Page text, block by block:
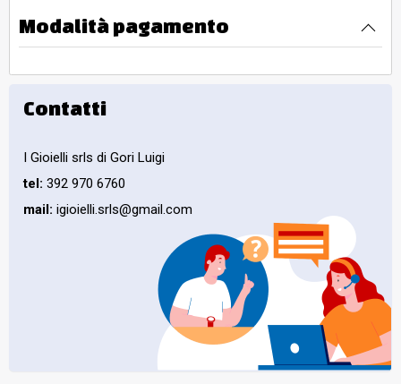
Modalità pagamento
Contatti
I Gioielli srls di Gori Luigi
tel: 392 970 6760
mail: igioielli.srls@gmail.com